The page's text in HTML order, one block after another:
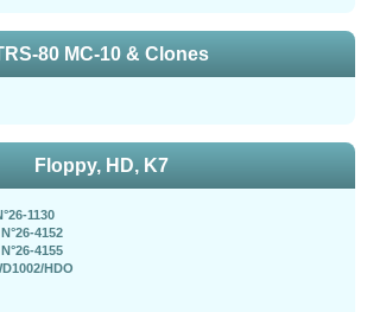
80 MC-10 & Clones
Floppy, HD, K7
1130
4152
4155
HDO